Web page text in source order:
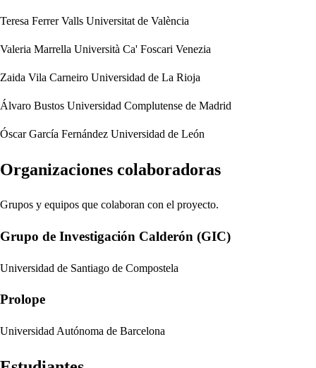
Teresa Ferrer Valls Universitat de València
Valeria Marrella Università Ca' Foscari Venezia
Zaida Vila Carneiro Universidad de La Rioja
Álvaro Bustos Universidad Complutense de Madrid
Óscar García Fernández Universidad de León
Organizaciones colaboradoras
Grupos y equipos que colaboran con el proyecto.
Grupo de Investigación Calderón (GIC)
Universidad de Santiago de Compostela
Prolope
Universidad Autónoma de Barcelona